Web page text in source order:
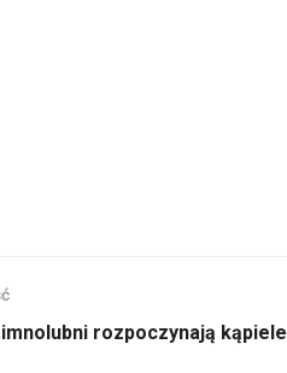
rozpoczynają kąpiele